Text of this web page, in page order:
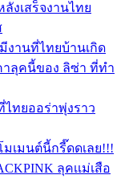
งเสร็จงานไทย
งานที่ไทยบ้านเกิด
าลุคนี้ของ ลิซ่า ที่ทำ
ไทยออร่าพุ่งราว
เมนต์นี้กรี๊ดดเลย!!!
ลุคเเม่เสือ